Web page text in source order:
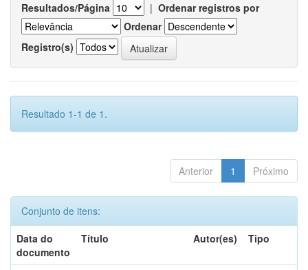
Resultados/Página | Ordenar registros por
Ordenar
Registro(s)
Resultado 1-1 de 1.
Anterior 1 Próximo
Conjunto de itens:
Data do
documento
Título Autor(es) Tipo